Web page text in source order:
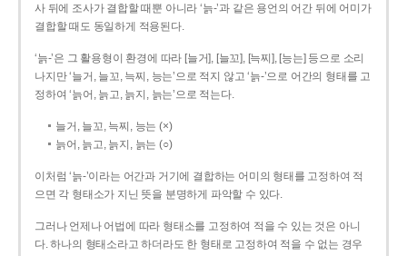
사 뒤에 조사가 결합할 때뿐 아니라 ‘늙-’과 같은 용언의 어간 뒤에 어미가
결합할 때도 동일하게 적용된다.
‘늙-’은 그 활용형이 환경에 따라 [늘거], [늘꼬], [늑찌], [능는] 등으로 소리
나지만 ‘늘거, 늘꼬, 늑찌, 능는’으로 적지 않고 ‘늙-’으로 어간의 형태를 고
정하여 ‘늙어, 늙고, 늙지, 늙는’으로 적는다.
늘거, 늘꼬, 늑찌, 능는 (×)
늙어, 늙고, 늙지, 늙는 (○)
이처럼 ‘늙-­’이라는 어간과 거기에 결합하는 어미의 형태를 고정하여 적
으면 각 형태소가 지닌 뜻을 분명하게 파악할 수 있다.
그러나 언제나 어법에 따라 형태소를 고정하여 적을 수 있는 것은 아니
다. 하나의 형태소라고 하더라도 한 형태로 고정하여 적을 수 없는 경우